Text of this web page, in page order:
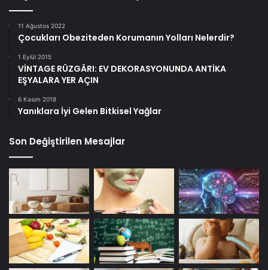
11 Ağustos 2022
Çocukları Obeziteden Korumanın Yolları Nelerdir?
1 Eylül 2015
VİNTAGE RÜZGÂRI: EV DEKORASYONUNDA ANTİKA
EŞYALARA YER AÇIN
6 Kasım 2018
Yanıklara İyi Gelen Bitkisel Yağlar
Son Değiştirilen Mesajlar